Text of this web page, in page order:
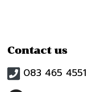
Contact us
083 465 4551